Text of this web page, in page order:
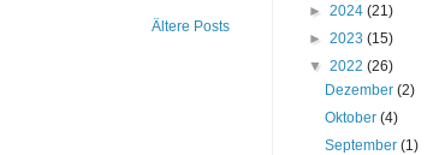
Ältere Posts
► 2024 (21)
► 2023 (15)
▼ 2022 (26)
Dezember(2)
Oktober(4)
September(1)